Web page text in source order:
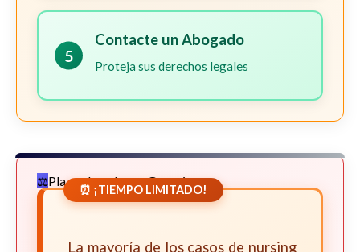
5
Contacte un Abogado
Proteja sus derechos legales
Plazos Legales en Georgia
⏰ ¡TIEMPO LIMITADO!
La mayoría de los casos de nursing